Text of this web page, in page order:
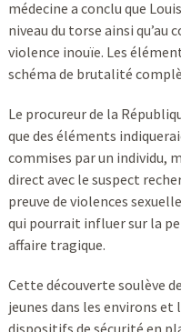
médecine a conclu que
niveau du torse ainsi qu’au
violence inouïe. Les
schéma de brutalité
Le procureur de la
que des éléments
commises par un individu,
direct avec le suspect
preuve de violences
qui pourrait influer sur la
affaire tragique.
Cette découverte soulève
jeunes dans les environs et